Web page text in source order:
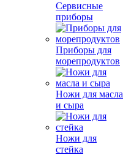
Сервисные
приборы
Приборы для
морепродуктов
Ножи для масла
и сыра
Ножи для
стейка